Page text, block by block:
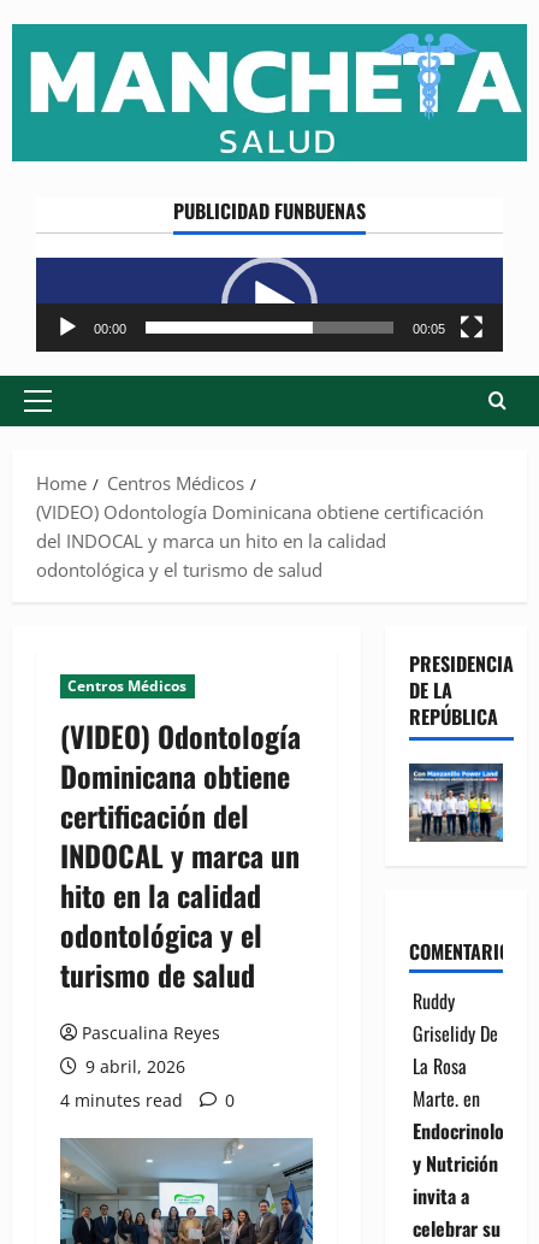
content
PUBLICIDAD FUNBUENAS
Reproductor
de
vídeo
00:00 00:05
Primary
Home
Centros Médicos
(VIDEO) Odontología Dominicana obtiene certificación
del INDOCAL y marca un hito en la calidad
odontológica y el turismo de salud
Centros Médicos
(VIDEO) Odontología
Dominicana obtiene
certificación del
INDOCAL y marca un
hito en la calidad
odontológica y el
turismo de salud
Pascualina Reyes
9 abril, 2026
4 minutes read
0
PRESIDENCIA
DE LA
REPÚBLICA
COMENTARIOS
Ruddy
Griselidy De
La Rosa
Marte.en
Endocrinología
y Nutrición
invita a
celebrar su